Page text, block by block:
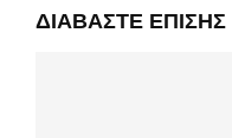
ΔΙΑΒΆΣΤΕ ΕΠΊΣΗΣ